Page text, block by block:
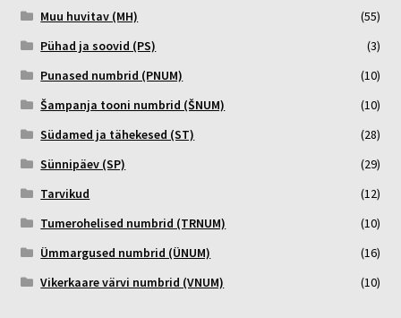
Muu huvitav (MH)
(55)
Pühad ja soovid (PS)
(3)
Punased numbrid (PNUM)
(10)
Šampanja tooni numbrid (ŠNUM)
(10)
Südamed ja tähekesed (ST)
(28)
Sünnipäev (SP)
(29)
Tarvikud
(12)
Tumerohelised numbrid (TRNUM)
(10)
Ümmargused numbrid (ÜNUM)
(16)
Vikerkaare värvi numbrid (VNUM)
(10)